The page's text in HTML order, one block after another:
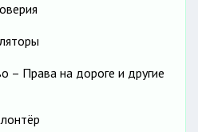
– Права на дороге и другие